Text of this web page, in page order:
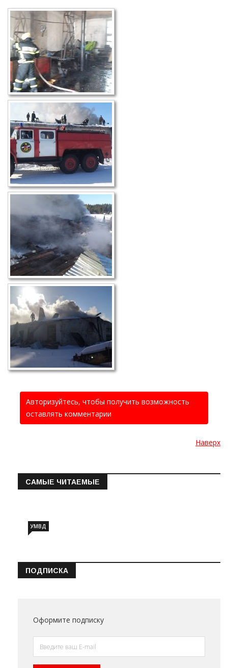
Авторизуйтесь, чтобы получить возможность
оставлять комментарии
Наверх
САМЫЕ ЧИТАЕМЫЕ
УМВД
ПОДПИСКА
Оформите подписку